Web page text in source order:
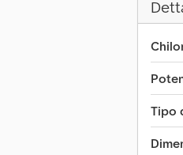
Tipo